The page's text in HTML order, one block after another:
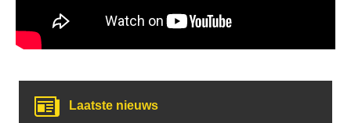
Laatste nieuws